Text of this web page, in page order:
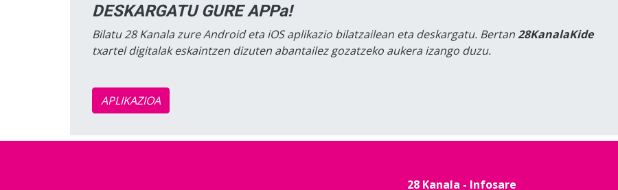
DESKARGATU GURE APPa!
Bilatu 28 Kanala zure Android eta iOS aplikazio bilatzailean eta deskargatu. Bertan28KanalaKide
txartel digitalak eskaintzen dizuten abantailez gozatzeko aukera izango duzu.
APLIKAZIOA
28 Kanala - Infosare